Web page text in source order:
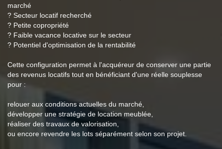
marché
? Secteur locatif recherché
? Petite copropriété
? Faible vacance locative sur le secteur
? Potentiel d'optimisation de la rentabilité
Cette configuration permet à l'acquéreur de conserver une partie
des revenus locatifs tout en bénéficiant d'une réelle souplesse
pour :
relouer aux conditions actuelles du marché,
développer une stratégie de location meublée,
réaliser des travaux de valorisation,
ou encore revendre les lots séparément selon son projet.